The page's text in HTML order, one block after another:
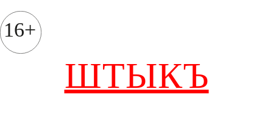
к
содержимому
16+
ШТЫКЪ